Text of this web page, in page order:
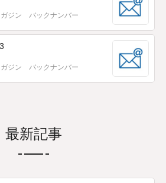
ガジン バックナンバー
ガジン バックナンバー
最新記事